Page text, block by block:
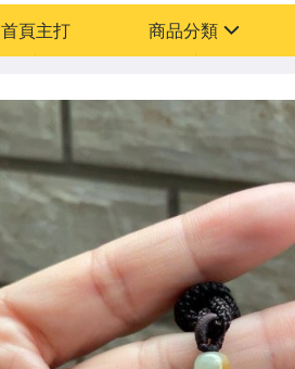
首頁主打 商品分類
圖書/影音/文具
古董、藝術與礦石
玩具、模型與公仔
男性精品與服飾
女裝與服飾配件
偶像、球員卡與郵幣